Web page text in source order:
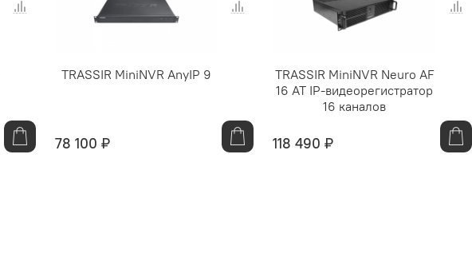
TRASSIR MiniNVR AnyIP 9
78 100 ₽
TRASSIR MiniNVR Neuro AF
16 AT IP-видеорегистратор
16 каналов
118 490 ₽